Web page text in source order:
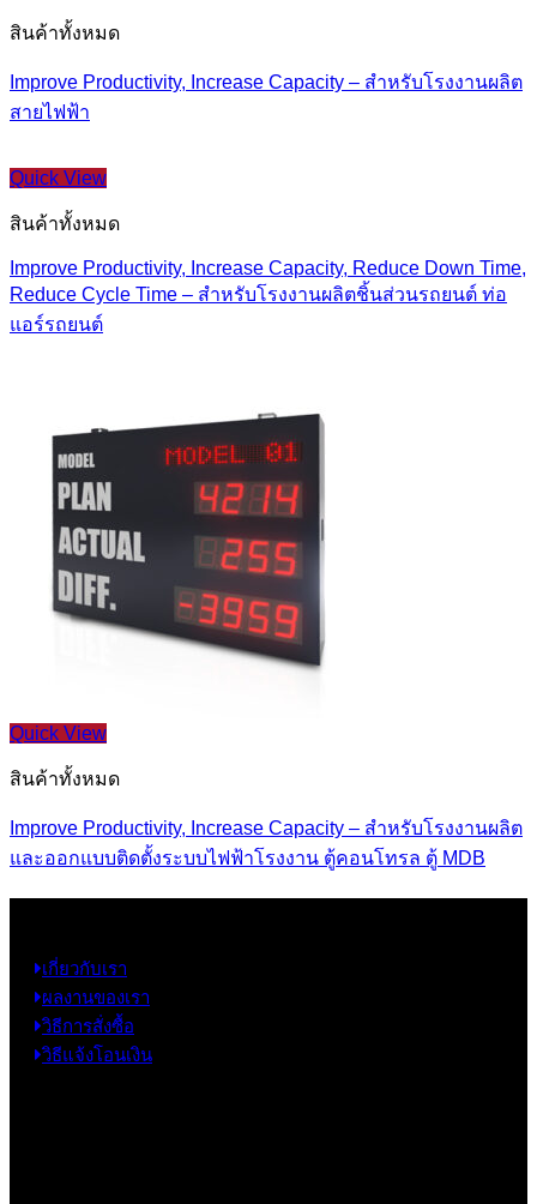
สินค้าทั้งหมด
Improve Productivity, Increase Capacity – สำหรับโรงงานผลิต
สายไฟฟ้า
Quick View
สินค้าทั้งหมด
Improve Productivity, Increase Capacity, Reduce Down Time,
Reduce Cycle Time – สำหรับโรงงานผลิตชิ้นส่วนรถยนต์ ท่อ
แอร์รถยนต์
Quick View
สินค้าทั้งหมด
Improve Productivity, Increase Capacity – สำหรับโรงงานผลิต
และออกแบบติดตั้งระบบไฟฟ้าโรงงาน ตู้คอนโทรล ตู้ MDB
เกี่ยวกับเรา
ผลงานของเรา
วิธีการสั่งซื้อ
วิธีแจ้งโอนเงิน